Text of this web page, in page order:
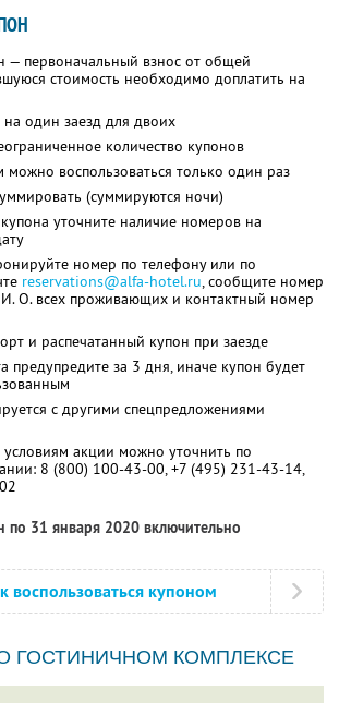
— первоначальный взнос от общей
стоимость необходимо доплатить на
на один заезд для двоих
количество купонов
воспользоваться только один раз
(суммируются ночи)
уточните наличие номеров на
номер по телефону или по
reservations@alfa-hotel.ru, сообщите номер
О. всех проживающих и контактный номер
и распечатанный купон при заезде
предупредите за 3 дня, иначе купон будет
с другими спецпредложениями
акции можно уточнить по
8 (800) 100-43-00,+7 (495) 231-43-14,
по 31 января 2020 включительно
воспользоваться купоном
ГОСТИНИЧНОМ КОМПЛЕКСЕ